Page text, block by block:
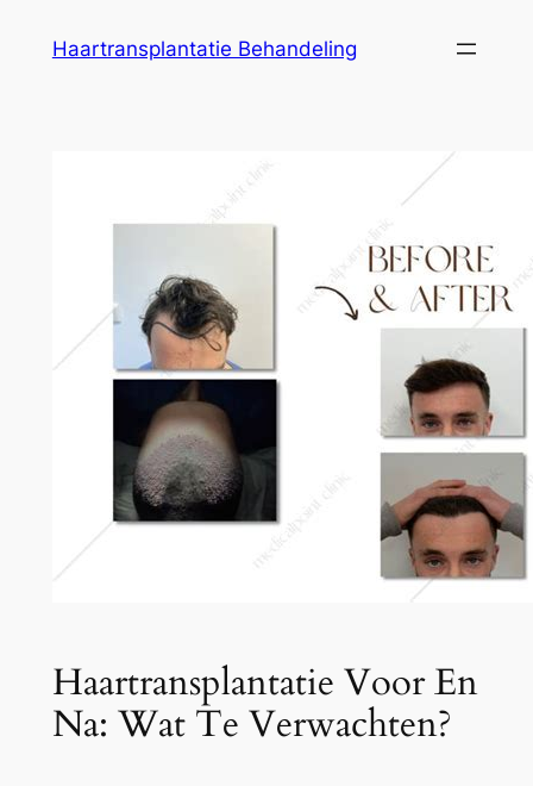
Haartransplantatie Behandeling
Haartransplantatie Voor En
Na: Wat Te Verwachten?